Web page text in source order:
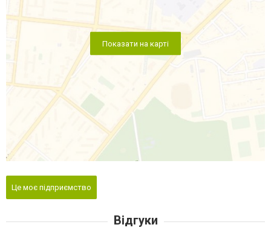
Показати на карті
Це моє підприємство
Відгуки